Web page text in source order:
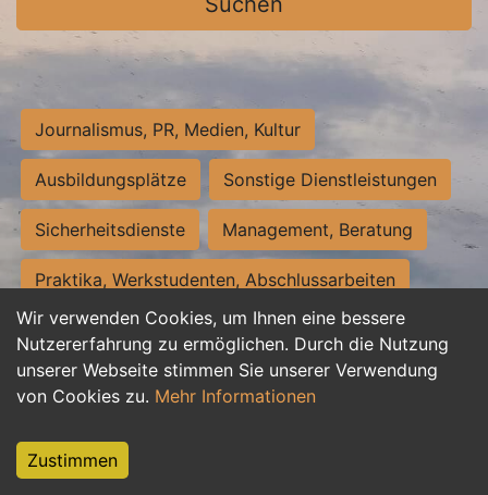
Wir verwenden Cookies, um Ihnen eine bessere
Nutzererfahrung zu ermöglichen. Durch die Nutzung
unserer Webseite stimmen Sie unserer Verwendung
von Cookies zu. Mehr Informationen
Zustimmen
Journalismus, PR, Medien, Kultur
Ausbildungsplätze Sonstige Dienstleistungen
Sicherheitsdienste Management, Beratung
Praktika, Werkstudenten, Abschlussarbeiten
Personalwesen Assistenz, Sekretariat
Hilfskräfte, Aushilfs- und Nebenjobs
Weiterbildung, Studium, duale Ausbildung